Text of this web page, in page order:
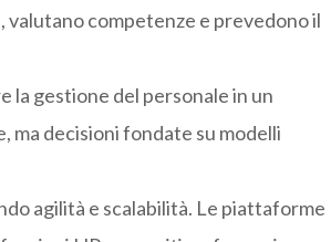
valutano competenze e prevedono il
gestione del personale in un
ma decisioni fondate su modelli
agilità e scalabilità. Le piattaforme